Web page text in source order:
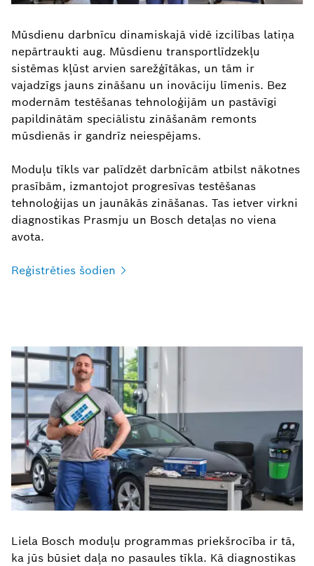
Mūsdienu darbnīcu dinamiskajā vidē izcilības latiņa
nepārtraukti aug. Mūsdienu transportlīdzekļu
sistēmas kļūst arvien sarežģītākas, un tām ir
vajadzīgs jauns zināšanu un inovāciju līmenis. Bez
modernām testēšanas tehnoloģijām un pastāvīgi
papildinātām speciālistu zināšanām remonts
mūsdienās ir gandrīz neiespējams.
Moduļu tīkls var palīdzēt darbnīcām atbilst nākotnes
prasībām, izmantojot progresīvas testēšanas
tehnoloģijas un jaunākās zināšanas. Tas ietver virkni
diagnostikas Prasmju un Bosch detaļas no viena
avota.
Reģistrēties šodien
Liela Bosch moduļu programmas priekšrocība ir tā,
ka jūs būsiet daļa no pasaules tīkla. Kā diagnostikas